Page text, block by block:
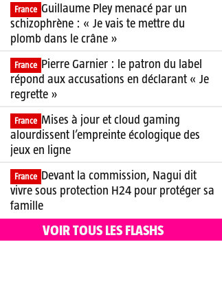
France Guillaume Pley menacé par un
schizophrène : « Je vais te mettre du
plomb dans le crâne »
France Pierre Garnier : le patron du label
répond aux accusations en déclarant « Je
regrette »
France Mises à jour et cloud gaming
alourdissent l’empreinte écologique des
jeux en ligne
France Devant la commission, Nagui dit
vivre sous protection H24 pour protéger sa
famille
VOIR TOUS LES FLASHS